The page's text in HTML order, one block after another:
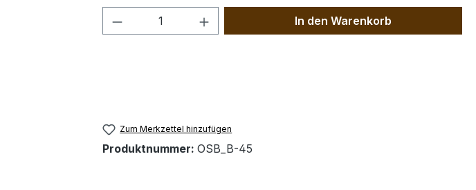
Produkt Anzahl: Gib den gewünschten Wert
In den Warenkorb
Zum Merkzettel hinzufügen
Produktnummer: OSB_B-45